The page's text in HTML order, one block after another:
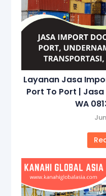
Layanan Jasa
Port To Port |
WA